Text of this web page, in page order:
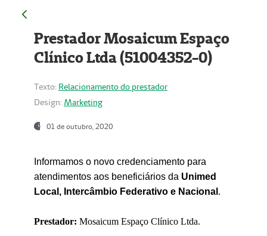
Prestador Mosaicum Espaço
Clínico Ltda (51004352-0)
Texto: Relacionamento do prestador
Design: Marketing
01 de outubro, 2020
Informamos o novo credenciamento para
atendimentos aos beneficiários da Unimed
Local, Intercâmbio Federativo e Nacional .
Prestador: Mosaicum Espaço Clínico Ltda.